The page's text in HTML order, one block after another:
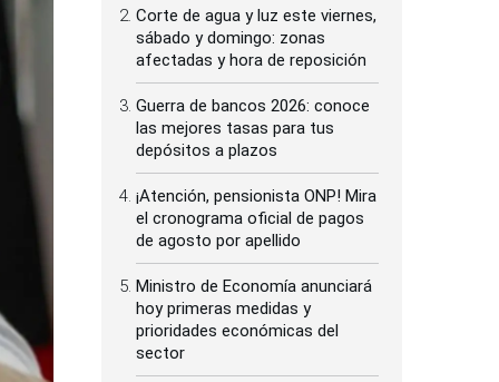
Corte de agua y luz este viernes,
sábado y domingo: zonas
afectadas y hora de reposición
Guerra de bancos 2026: conoce
las mejores tasas para tus
depósitos a plazos
¡Atención, pensionista ONP! Mira
el cronograma oficial de pagos
de agosto por apellido
Ministro de Economía anunciará
hoy primeras medidas y
prioridades económicas del
sector